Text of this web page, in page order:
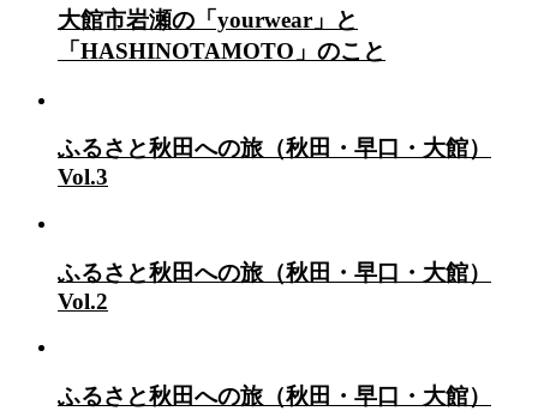
大館市岩瀬の「yourwear」と
「HASHINOTAMOTO」のこと
ふるさと秋田への旅（秋田・早口・大館）
Vol.3
ふるさと秋田への旅（秋田・早口・大館）
Vol.2
ふるさと秋田への旅（秋田・早口・大館）